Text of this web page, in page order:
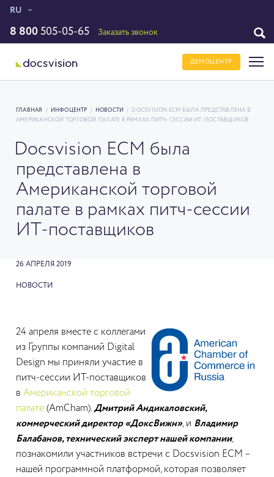
RU
8 800 505-05-65 Заказать звонок
ДЕМОЦЕНТР
ГЛАВНАЯ / ИНФОЦЕНТР / НОВОСТИ /
DOCSVISION ECM БЫЛА ПРЕДСТАВЛЕНА В
АМЕРИКАНСКОЙ ТОРГОВОЙ ПАЛАТЕ В РАМКАХ ПИТЧ-СЕССИИ ИТ-ПОСТАВЩИКОВ
Docsvision ECM была
представлена в
Американской торговой
палате в рамках питч-сессии
ИТ-поставщиков
26 АПРЕЛЯ 2019
НОВОСТИ
24 апреля вместе с коллегами
из Группы компаний Digital
Design мы приняли участие в
питч-сессии ИТ-поставщиков
в Американской торговой
палате (AmCham). Дмитрий Андикаловский,
коммерческий директор «ДоксВижн», и Владимир
Балабанов, технический эксперт нашей компании,
познакомили участников встречи с Docsvision ECM –
нашей программной платформой, которая позволяет